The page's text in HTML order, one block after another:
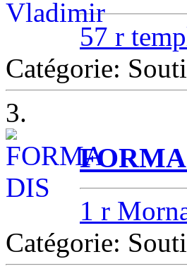
57 r
Catégorie:
3.
1 r
Catégorie: